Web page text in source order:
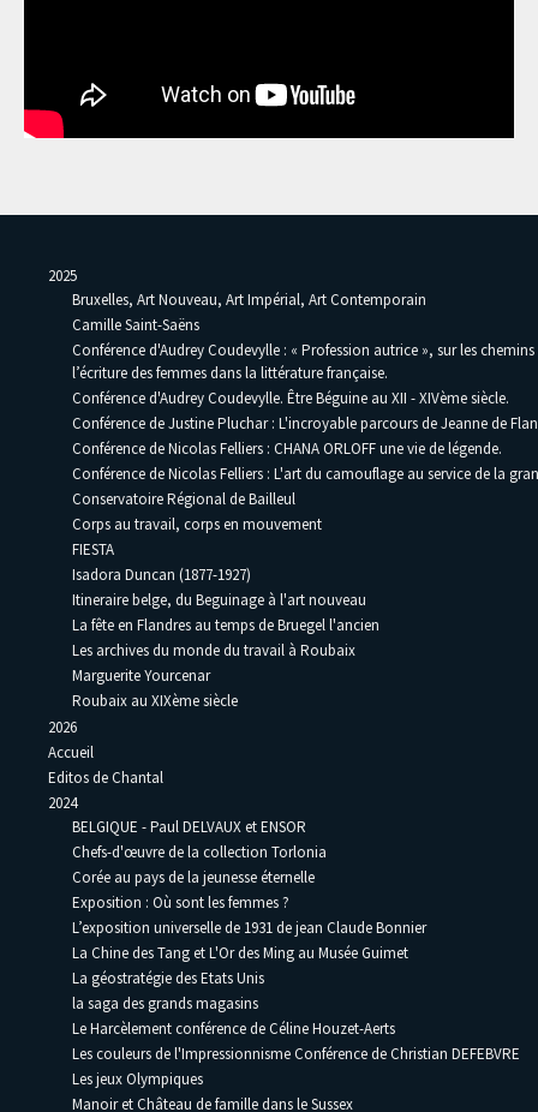
2025
Bruxelles, Art Nouveau, Art Impérial, Art Contemporain
Camille Saint-Saëns
Conférence d'Audrey Coudevylle : « Profession autrice », sur les
l’écriture des femmes dans la littérature française.
Conférence d'Audrey Coudevylle. Être Béguine au XII - XIVème siècle.
Conférence de Justine Pluchar : L'incroyable parcours de Jeanne de
Conférence de Nicolas Felliers : CHANA ORLOFF une vie de légende.
Conférence de Nicolas Felliers : L'art du camouflage au service de la
Conservatoire Régional de Bailleul
Corps au travail, corps en mouvement
FIESTA
Isadora Duncan (1877-1927)
Itineraire belge, du Beguinage à l'art nouveau
La fête en Flandres au temps de Bruegel l'ancien
Les archives du monde du travail à Roubaix
Marguerite Yourcenar
Roubaix au XIXème siècle
2026
Accueil
Editos de Chantal
2024
BELGIQUE - Paul DELVAUX et ENSOR
Chefs-d'œuvre de la collection Torlonia
Corée au pays de la jeunesse éternelle
Exposition : Où sont les femmes ?
L’exposition universelle de 1931 de jean Claude Bonnier
La Chine des Tang et L'Or des Ming au Musée Guimet
La géostratégie des Etats Unis
la saga des grands magasins
Le Harcèlement conférence de Céline Houzet-Aerts
Les couleurs de l'Impressionnisme Conférence de Christian DEFEBVRE
Les jeux Olympiques
Manoir et Château de famille dans le Sussex